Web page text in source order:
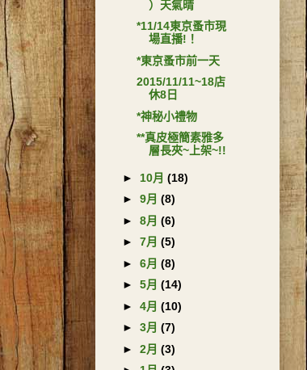
）天氣晴
*11/14東京蚤市現
場直播!！
*東京蚤市前一天
2015/11/11~18店
休8日
*神秘小禮物
**真皮極簡素雅多
層長夾~上架~!!
► 10月 (18)
► 9月 (8)
► 8月 (6)
► 7月 (5)
► 6月 (8)
► 5月 (14)
► 4月 (10)
► 3月 (7)
► 2月 (3)